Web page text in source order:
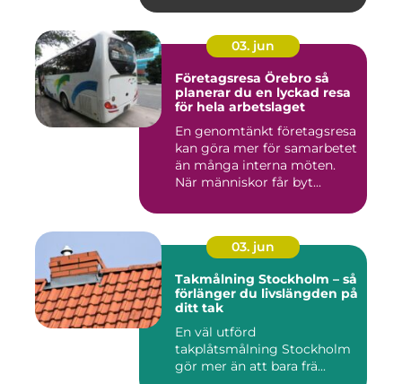
03. jun
Företagsresa Örebro så
planerar du en lyckad resa
för hela arbetslaget
En genomtänkt företagsresa
kan göra mer för samarbetet
än många interna möten.
När människor får byt...
03. jun
Takmålning Stockholm – så
förlänger du livslängden på
ditt tak
En väl utförd
takplåtsmålning Stockholm
gör mer än att bara frä...